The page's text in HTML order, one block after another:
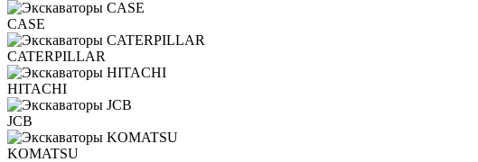
CASE
CATERPILLAR
HITACHI
JCB
KOMATSU